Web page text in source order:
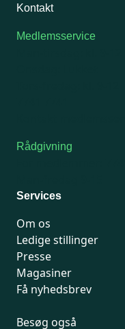
Kontakt
Medlemsservice
Rådgivning
Services
Om os
Ledige stillinger
Presse
Magasiner
Få nyhedsbrev
Besøg også